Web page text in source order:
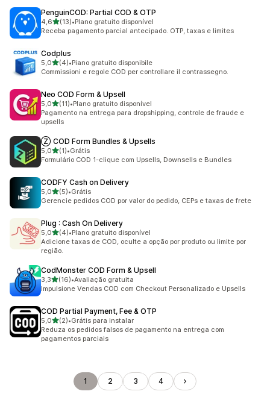
PenguinCOD: Partial COD & OTP
4,6de 5 estrelas
(13)
13 avaliações ao todo
•Plano gratuito disponível
Receba pagamento parcial antecipado. OTP, taxas e limites
Codplus
5,0de 5 estrelas
(4)
4 avaliações ao todo
•Piano gratuito disponibile
Commissioni e regole COD per controllare il contrassegno.
Neo COD Form & Upsell
5,0de 5 estrelas
(11)
11 avaliações ao todo
•Plano gratuito disponível
Pagamento na entrega para dropshipping, controle de fraude e
upsells
Ⓩ COD Form Bundles & Upsells
5,0de 5 estrelas
(1)
1 avaliações ao todo
•Grátis
Formulário COD 1-clique com Upsells, Downsells e Bundles
CODFY Cash on Delivery
5,0de 5 estrelas
(5)
5 avaliações ao todo
•Grátis
Gerencie pedidos COD por valor do pedido, CEPs e taxas de frete
Plug : Cash On Delivery
5,0de 5 estrelas
(4)
4 avaliações ao todo
•Plano gratuito disponível
Adicione taxas de COD, oculte a opção por produto ou limite por
região.
CodMonster COD Form & Upsell
3,3de 5 estrelas
(16)
16 avaliações ao todo
•Avaliação gratuita
Impulsione Vendas COD com Checkout Personalizado e Upsells
COD Partial Payment, Fee & OTP
5,0de 5 estrelas
(2)
2 avaliações ao todo
•Grátis para instalar
Reduza os pedidos falsos de pagamento na entrega com
pagamentos parciais
1 2 3 4